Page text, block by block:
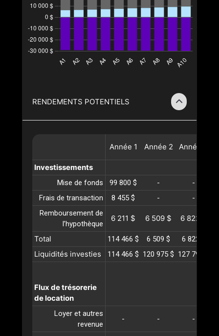
RENDEMENTS POTENTIELS
Année 1 Année 2 Année
Investissements
Mise de fonds 99 800 $ -
-
Frais de transaction
8 455 $ -
-
Remboursement de
l’hypothèque
6 211 $ 6 509 $ 6 822 $
Total 114 466 $ 6 509 $ 6 822 $
Liquidités investies 114 466 $ 120 975 $ 127 798 $
Flux de trésorerie
de location
Loyer et autres
revenue
- - -